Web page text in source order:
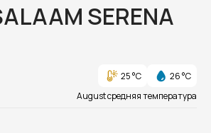
SERENA
25 °C
26 °C
August средняя температура